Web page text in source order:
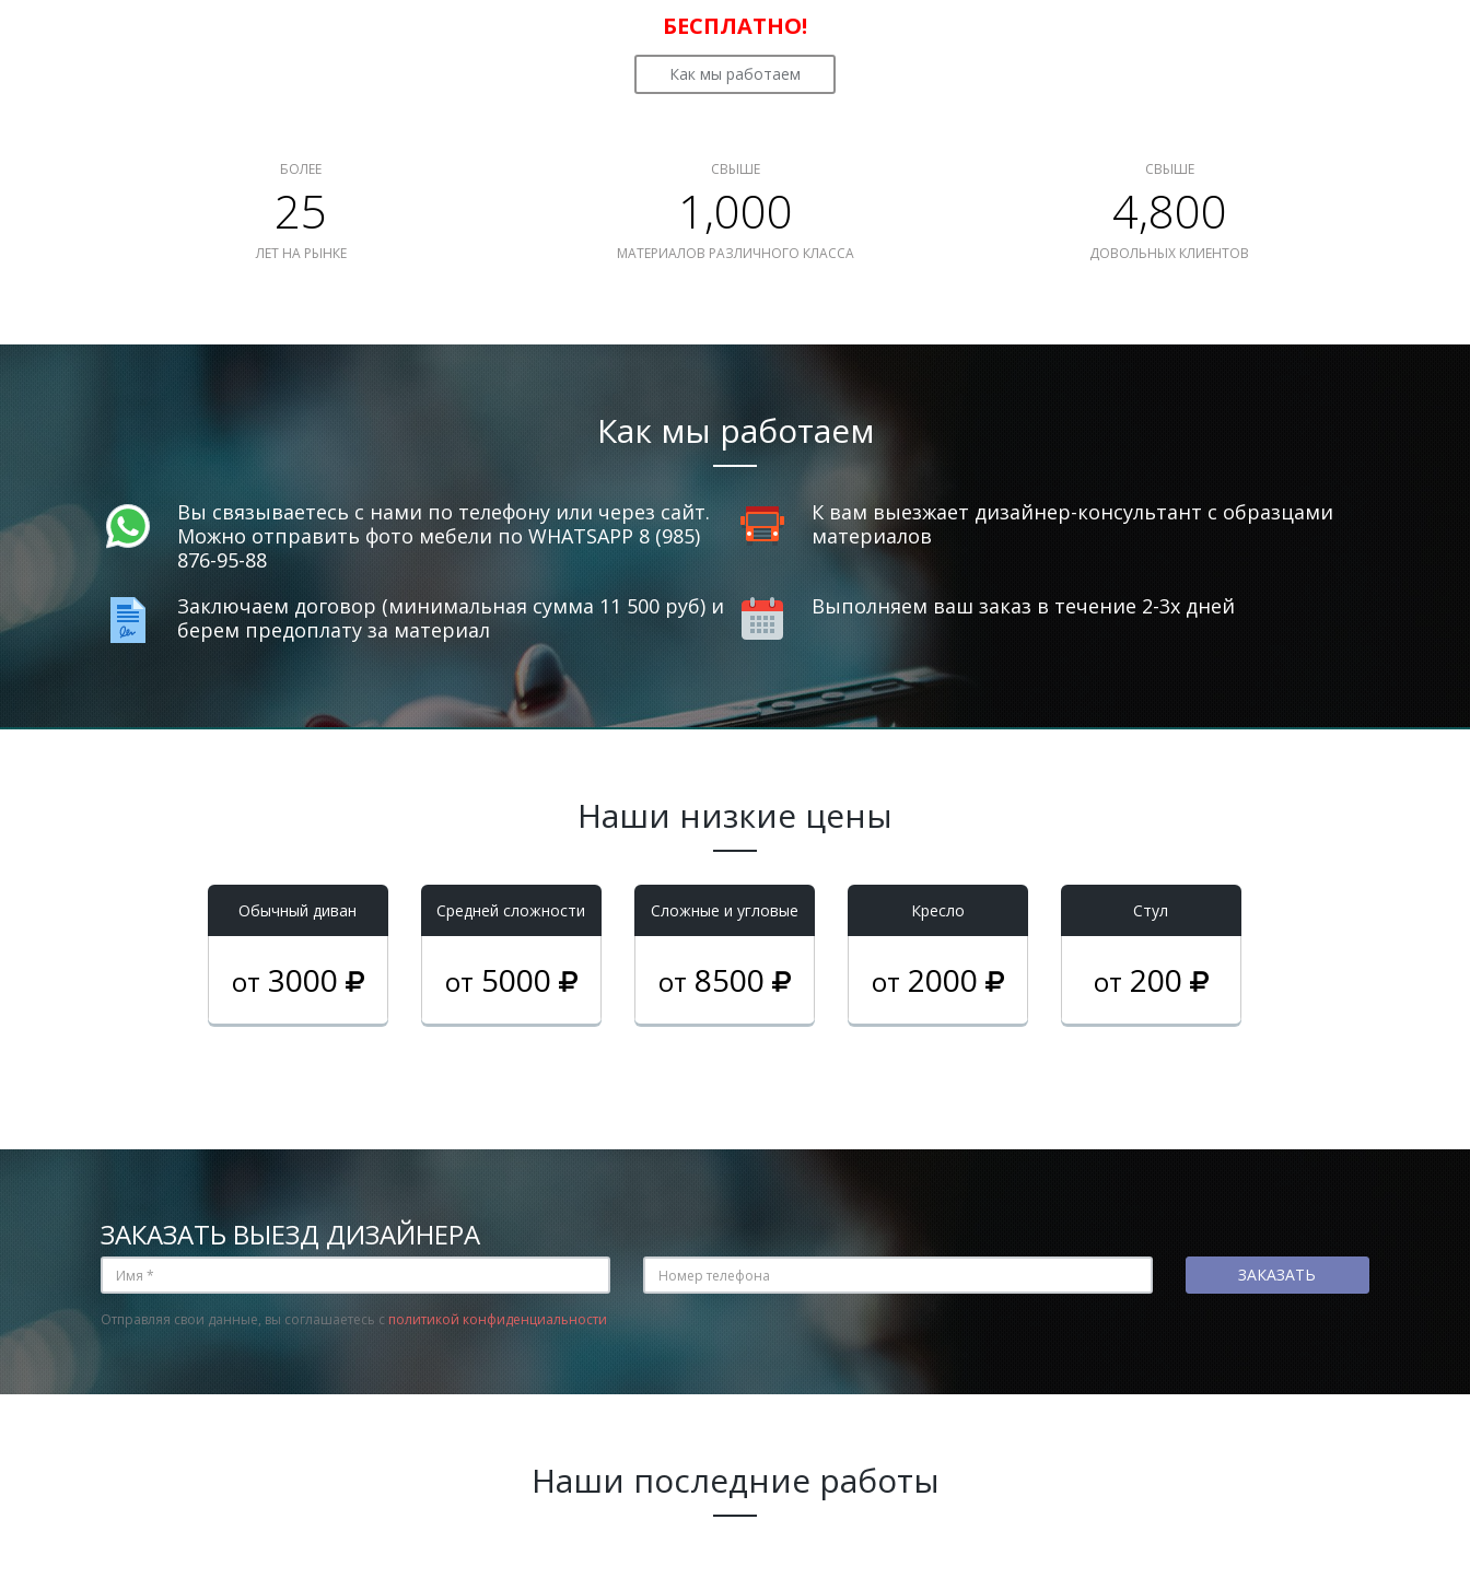
БЕСПЛАТНО!
Как мы работаем
БОЛЕЕ
25
ЛЕТ НА РЫНКЕ
СВЫШЕ
1,000
МАТЕРИАЛОВ РАЗЛИЧНОГО КЛАССА
СВЫШЕ
4,800
ДОВОЛЬНЫХ КЛИЕНТОВ
Как мы работаем
Вы связываетесь с нами по телефону или через сайт.
Можно отправить фото мебели по WHATSAPP 8 (985)
876-95-88
К вам выезжает дизайнер-консультант с образцами
материалов
Заключаем договор (минимальная сумма 11 500 руб) и
берем предоплату за материал
Выполняем ваш заказ в течение 2-3х дней
Наши низкие цены
Обычный диван
от 3000
Средней сложности
от 5000
Cложные и угловые
от 8500
Кресло
от 2000
Стул
от 200
ЗАКАЗАТЬ ВЫЕЗД ДИЗАЙНЕРА
Отправляя свои данные, вы соглашаетесь с политикой конфиденциальности
Наши последние работы